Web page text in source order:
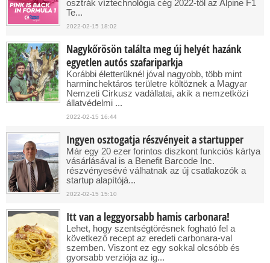
osztrák víztechnológia cég 2022-től az Alpine F1
Te...
2022-02-15 18:02
Nagykőrösön találta meg új helyét hazánk
egyetlen autós szafariparkja
Korábbi életterüknél jóval nagyobb, több mint
harminchektáros területre költöznek a Magyar
Nemzeti Cirkusz vadállatai, akik a nemzetközi
állatvédelmi ...
2022-02-15 16:44
Ingyen osztogatja részvényeit a startupper
Már egy 20 ezer forintos diszkont funkciós kártya
vásárlásával is a Benefit Barcode Inc.
részvényesévé válhatnak az új csatlakozók a
startup alapítójá...
2022-02-15 15:10
Itt van a leggyorsabb hamis carbonara!
Lehet, hogy szentségtörésnek fogható fel a
következő recept az eredeti carbonara-val
szemben. Viszont ez egy sokkal olcsóbb és
gyorsabb verziója az ig...